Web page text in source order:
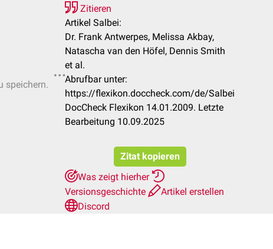
speichern.
Zitieren
Artikel Salbei:
Dr. Frank Antwerpes, Melissa Akbay,
Natascha van den Höfel, Dennis Smith
et al.
Abrufbar unter:
https://flexikon.doccheck.com/de/Salbei
DocCheck Flexikon 14.01.2009. Letzte
Bearbeitung 10.09.2025
Zitat kopieren
Was zeigt hierher
Versionsgeschichte
Artikel erstellen
Discord